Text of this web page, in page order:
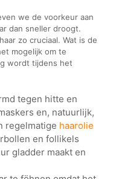
we de voorkeur aan
dan sneller droogt.
zo cruciaal. Wat is de
mogelijk om te
wordt tijdens het
tegen hitte en
en, natuurlijk,
regelmatige haarolie
en follikels
gladder maakt en